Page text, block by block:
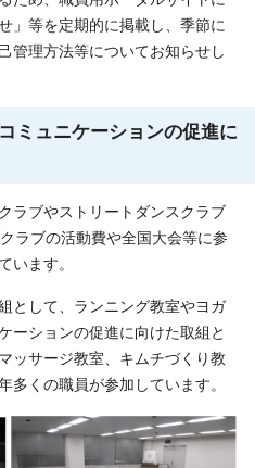
」等を定期的に掲載し、季節に
管理方法等についてお知らせし
ミュニケーションの促進に
ラブやストリートダンスクラブ
ラブの活動費や全国大会等に参
います。
として、ランニング教室やヨガ
ーションの促進に向けた取組と
ッサージ教室、キムチづくり教
多くの職員が参加しています。